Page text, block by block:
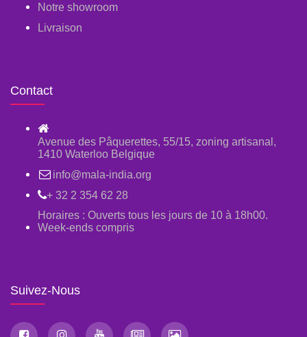
Notre showroom
Livraison
Contact
Avenue des Pâquerettes, 55/15, zoning artisanal,
1410 Waterloo Belgique
info@mala-india.org
+ 32 2 354 62 28
Horaires : Ouverts tous les jours de 10 à 18h00.
Week-ends compris
Suivez-Nous